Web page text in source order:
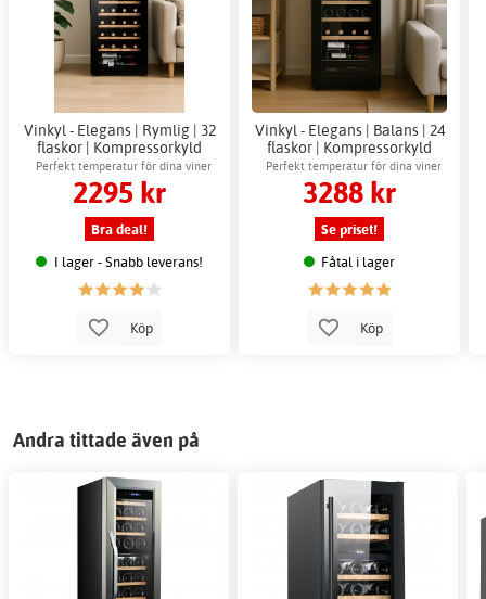
Vinkyl - Elegans | Rymlig | 32
flaskor | Kompressorkyld
Perfekt temperatur för dina viner
2295 kr
Bra deal!
I lager - Snabb leverans!
Köp
Vinkyl - Elegans | Balans | 24
flaskor | Kompressorkyld
Perfekt temperatur för dina viner
3288 kr
Se priset!
Fåtal i lager
Köp
Andra tittade även på